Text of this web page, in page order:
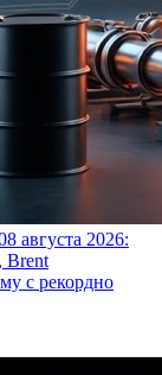
августа 2026:
Brent
с рекордно